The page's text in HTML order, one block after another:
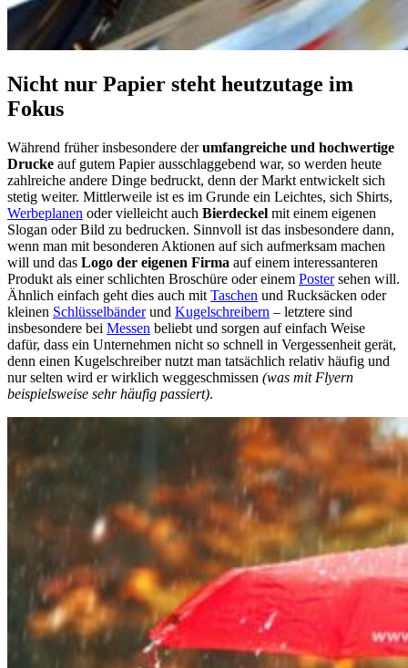
Nicht nur Papier steht heutzutage im
Fokus
Während früher insbesondere derumfangreiche und hochwertige
Drucke auf gutem Papier ausschlaggebend war, so werden heute
zahlreiche andere Dinge bedruckt, denn der Markt entwickelt sich
stetig weiter. Mittlerweile ist es im Grunde ein Leichtes, sich Shirts,
Werbeplanen oder vielleicht auch Bierdeckel mit einem eigenen
Slogan oder Bild zu bedrucken. Sinnvoll ist das insbesondere dann,
wenn man mit besonderen Aktionen auf sich aufmerksam machen
will und das Logo der eigenen Firma auf einem interessanteren
Produkt als einer schlichten Broschüre oder einem Postersehen will.
Ähnlich einfach geht dies auch mit Taschen und Rucksäcken oder
kleinen Schlüsselbänderund Kugelschreibern – letztere sind
insbesondere bei Messen beliebt und sorgen auf einfach Weise
dafür, dass ein Unternehmen nicht so schnell in Vergessenheit gerät,
denn einen Kugelschreiber nutzt man tatsächlich relativ häufig und
nur selten wird er wirklich weggeschmissen (was mit Flyern
beispielsweise sehr häufig passiert).